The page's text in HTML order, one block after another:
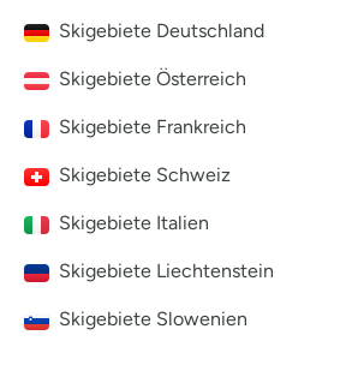
Skigebiete Deutschland
Skigebiete Österreich
Skigebiete Frankreich
Skigebiete Schweiz
Skigebiete Italien
Skigebiete Liechtenstein
Skigebiete Slowenien